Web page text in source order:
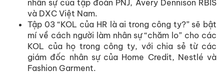
nhân sự của tập đoàn PNJ, Avery Dennison RBIS
và DXC Việt Nam.
Tập 03 “KOL của HR là ai trong công ty?” sẽ bật
mí về cách người làm nhân sự “chăm lo” cho các
KOL của họ trong công ty, với chia sẻ từ các
giám đốc nhân sự của Home Credit, Nestlé và
Fashion Garment.